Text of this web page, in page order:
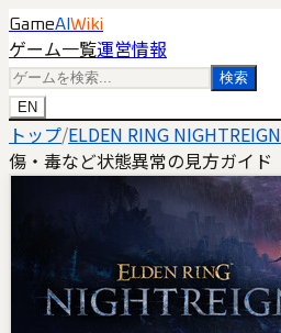
GameAI Wiki
ゲーム一覧運営情報
検索
EN
トップ/ELDEN RING NIGHTREIGN
傷・毒など状態異常の見方ガイド